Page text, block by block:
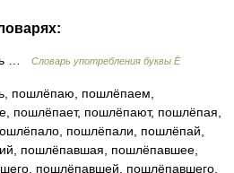
… Словарь употребления буквы Ё
пошлёпаю, пошлёпаем,
пошлёпает, пошлёпают, пошлёпая,
пошлёпали, пошлёпай,
пошлёпавшая, пошлёпавшее,
пошлёпавшей, пошлёпавшего,